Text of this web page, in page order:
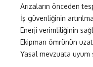
Arızaların önceden
İş güvenliğinin
Enerji verimliliğinin
Ekipman ömrünün
Yasal mevzuata uyum